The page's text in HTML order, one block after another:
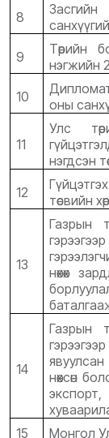
8
9
Төрийн
нэгжийн
10
оны
11
Улс
нэгдсэн
12
төсвийн
13
Газрын
нөхөх
14
Газрын
явуулсан
нөхсөн
15
Монгол